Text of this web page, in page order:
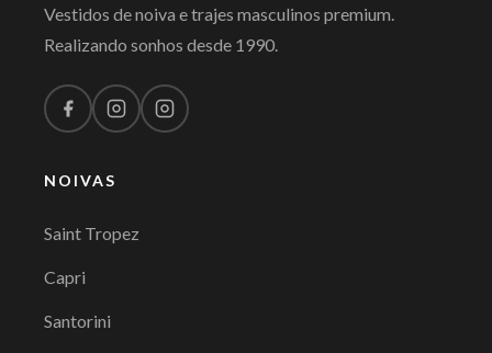
Vestidos de noiva e trajes masculinos premium.
Realizando sonhos desde 1990.
NOIVAS
Saint Tropez
Capri
Santorini